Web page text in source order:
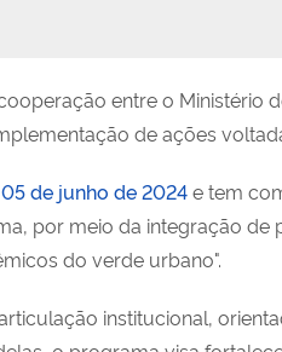
entre o
de ações
de junho de 2024e tem
por meio da integração
do verde urbano".
institucional,